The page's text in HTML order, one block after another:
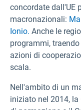
concordate dall'UE
macronazionali:
Ionio. Anche le
programmi,
azioni di
scala.
Nell'ambito di un
iniziato nel 2014,